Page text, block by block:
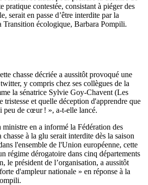
pratique contestée, consistant à piéger des
serait en passe d’être interdite par la
Transition écologique, Barbara Pompili.
chasse décriée a aussitôt provoqué une
y compris chez ses collègues de la
la sénatrice Sylvie Goy-Chavent (Les
tristesse et quelle déception d'apprendre que
peu de cœur ! », a-t-elle lancé.
ministre en a informé la Fédération des
à la glu serait interdite dès la saison
l'ensemble de l'Union européenne, cette
régime dérogatoire dans cinq départements
le président de l’organisation, a aussitôt
d'ampleur nationale » en réponse à la